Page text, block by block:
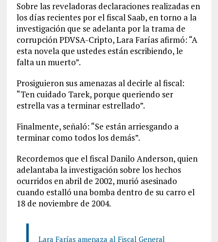
Sobre las reveladoras declaraciones realizadas en
los días recientes por el fiscal Saab, en torno a la
investigación que se adelanta por la trama de
corrupción PDVSA-Cripto, Lara Farías afirmó: “A
esta novela que ustedes están escribiendo, le
falta un muerto”.
Prosiguieron sus amenazas al decirle al fiscal:
“Ten cuidado Tarek, porque queriendo ser
estrella vas a terminar estrellado”.
Finalmente, señaló: “Se están arriesgando a
terminar como todos los demás”.
Recordemos que el fiscal Danilo Anderson, quien
adelantaba la investigación sobre los hechos
ocurridos en abril de 2002, murió asesinado
cuando estalló una bomba dentro de su carro el
18 de noviembre de 2004.
Lara Farías amenaza al Fiscal General